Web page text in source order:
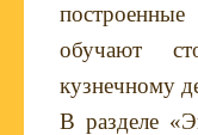
обучают
кузнечному
В разделе